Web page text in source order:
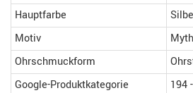
Hauptfarbe
Motiv
Ohrschmuckform
Google-Produktkategorie
194